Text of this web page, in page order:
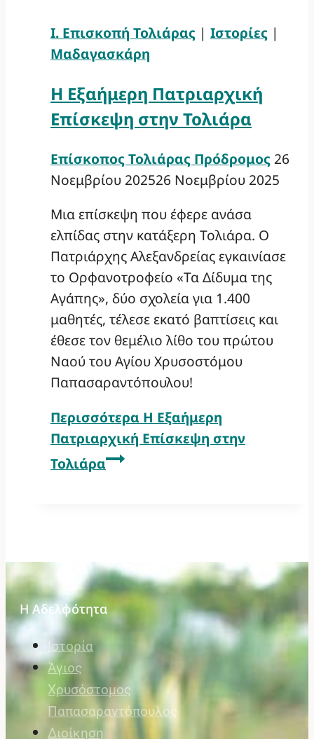
Ι. Επισκοπή Τολιάρας | Ιστορίες |
Μαδαγασκάρη
Η Εξαήμερη Πατριαρχική
Επίσκεψη στην Τολιάρα
Επίσκοπος Τολιάρας Πρόδρομος 26
Νοεμβρίου 202526 Νοεμβρίου 2025
Μια επίσκεψη που έφερε ανάσα
ελπίδας στην κατάξερη Τολιάρα. O
Πατριάρχης Αλεξανδρείας εγκαινίασε
το Ορφανοτροφείο «Τα Δίδυμα της
Αγάπης», δύο σχολεία για 1.400
μαθητές, τέλεσε εκατό βαπτίσεις και
έθεσε τον θεμέλιο λίθο του πρώτου
Ναού του Αγίου Χρυσοστόμου
Παπασαραντόπουλου!
Περισσότερα Η Εξαήμερη
Πατριαρχική Επίσκεψη στην
Τολιάρα
Η Αδελφότητα
Ιστορία
Άγιος
Χρυσόστομος
Παπασαραντόπουλος
Διοίκηση